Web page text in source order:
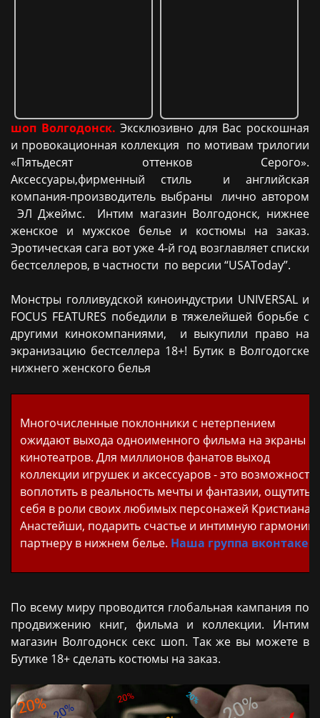
шоп Волгодонск. Эксклюзивно для Вас роскошная
и провокационная коллекция по мотивам трилогии
«Пятьдесят оттенков Серого».
Аксессуары,фирменный стиль и английская
компания-производитель выбраны лично автором
ЭЛ Джеймс. Интим магазин Волгодонск, нижнее
женское и мужское белье и костюмы на заказ.
Эротическая сага вот уже 4-й год возглавляет списки
бестселлеров, в частности по версии “USAToday”.
Монстры голливудской киноиндустрии UNIVERSAL и
FOCUS FEATURES победили в тяжелейшей борьбе с
другими кинокомпаниями, и выкупили право на
экранизацию бестселлера 18+! Бутик в Волгодогске
нижнего женского белья
Многочисленные поклонники с нетерпением
ожидают выхода одноименного фильма на экраны
кинотеатров. Для миллионов фанатов выход
коллекции игрушек и аксессуаров - это возможность
воплотить в реальность мечты и фантазии, ощутить
себя в роли своих любимых персонажей Кристиана и
Анастейши, подарить счастье и интимную гармонию
партнеру в нижнем белье. Наша группа вконтаке
По всему миру проводится глобальная кампания по
продвижению книг, фильма и коллекции. Интим
магазин Волгодонск секс шоп. Так же вы можете в
Бутике 18+ сделать костюмы на заказ.